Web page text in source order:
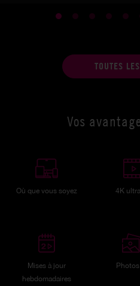
TOUTES
Vos
Où que vous soyez 4K
Mises à jour
hebdomadaires